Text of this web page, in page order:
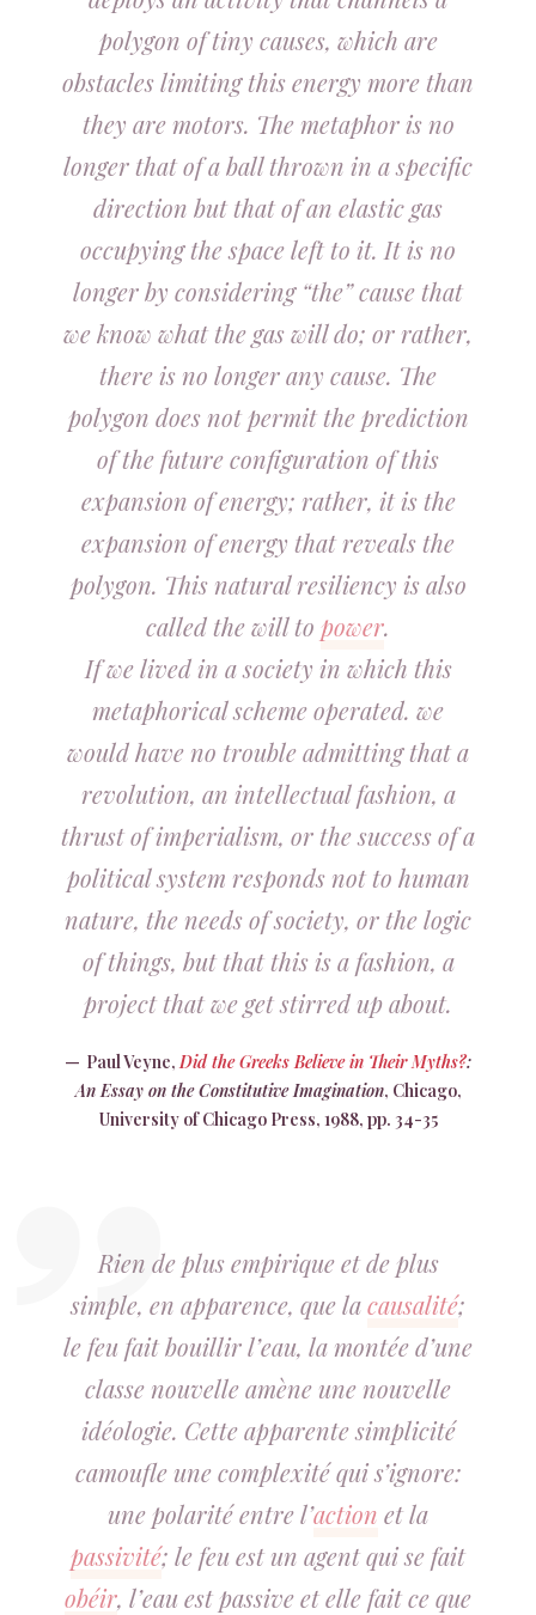
polygon of tiny causes, which are
obstacles limiting this energy more than
they are motors. The metaphor is no
longer that of a ball thrown in a specific
direction but that of an elastic gas
occupying the space left to it. It is no
longer by considering “the” cause that
we know what the gas will do; or rather,
there is no longer any cause. The
polygon does not permit the prediction
of the future configuration of this
expansion of energy; rather, it is the
expansion of energy that reveals the
polygon. This natural resiliency is also
called the will to power.
If we lived in a society in which this
metaphorical scheme operated. we
would have no trouble admitting that a
revolution, an intellectual fashion, a
thrust of imperialism, or the success of a
political system responds not to human
nature, the needs of society, or the logic
of things, but that this is a fashion, a
project that we get stirred up about.
Paul Veyne,Did the Greeks Believe in Their Myths?:
An Essay on the Constitutive Imagination, Chicago,
University of Chicago Press, 1988, pp. 34-35
Rien de plus empirique et de plus
simple, en apparence, que lacausalité;
le feu fait bouillir l’eau, la montée d’une
classe nouvelle amène une nouvelle
idéologie. Cette apparente simplicité
camoufle une complexité qui s’ignore:
une polarité entre l’action et la
passivité; le feu est un agent qui se fait
obéir, l’eau est passive et elle fait ce que